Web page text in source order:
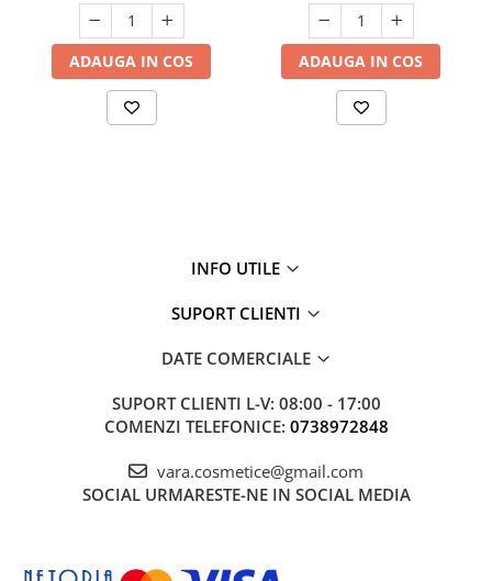
ADAUGA IN COS ADAUGA IN COS
INFO UTILE
SUPORT CLIENTI
DATE COMERCIALE
SUPORT CLIENTI L-V: 08:00 - 17:00
COMENZI TELEFONICE: 0738972848
vara.cosmetice@gmail.com
SOCIAL URMARESTE-NE IN SOCIAL MEDIA